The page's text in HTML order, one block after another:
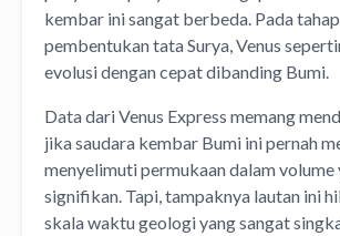
kembar ini sangat berbeda. Pada
pembentukan tata Surya, Venus
evolusi dengan cepat dibanding Bumi.
Data dari Venus Express memang
jika saudara kembar Bumi ini pernah
menyelimuti permukaan dalam volume
signifikan. Tapi, tampaknya lautan ini
skala waktu geologi yang sangat